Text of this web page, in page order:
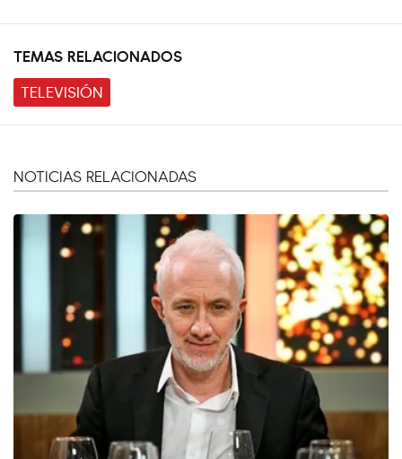
TEMAS RELACIONADOS
TELEVISIÓN
NOTICIAS RELACIONADAS